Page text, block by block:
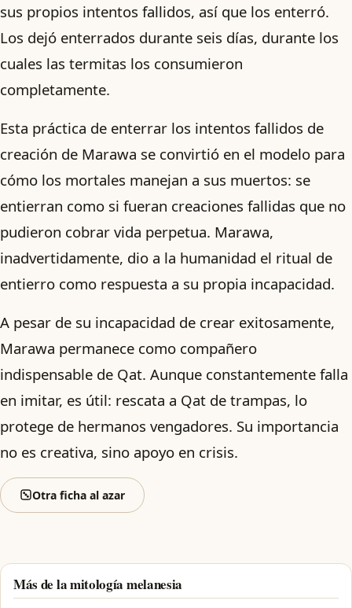
sus propios intentos fallidos, así que los enterró.
Los dejó enterrados durante seis días, durante los
cuales las termitas los consumieron
completamente.
Esta práctica de enterrar los intentos fallidos de
creación de Marawa se convirtió en el modelo para
cómo los mortales manejan a sus muertos: se
entierran como si fueran creaciones fallidas que no
pudieron cobrar vida perpetua. Marawa,
inadvertidamente, dio a la humanidad el ritual de
entierro como respuesta a su propia incapacidad.
A pesar de su incapacidad de crear exitosamente,
Marawa permanece como compañero
indispensable de Qat. Aunque constantemente falla
en imitar, es útil: rescata a Qat de trampas, lo
protege de hermanos vengadores. Su importancia
no es creativa, sino apoyo en crisis.
Otra ficha al azar
Más de la mitología melanesia